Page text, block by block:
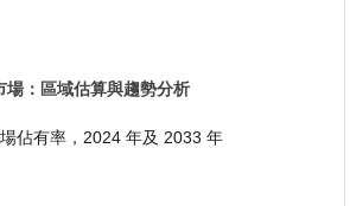
場：區域估算與趨勢分析
佔有率，2024 年及 2033 年